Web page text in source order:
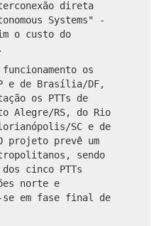
direta
Systems" -
o custo do
os
e de Brasília/DF,
os PTTs de
Alegre/RS, do Rio
SC e de
projeto prevê um
sendo
cinco PTTs
norte e
se em fase final de